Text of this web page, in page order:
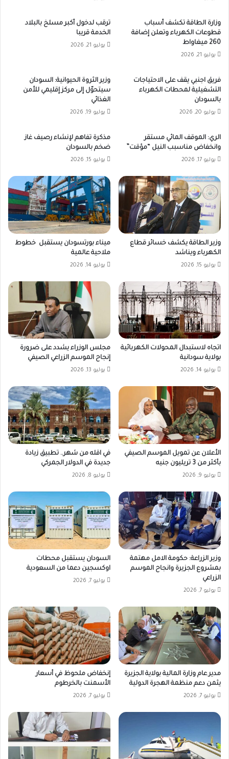
وزارة الطاقة تكشف أسباب
قطوعات الكهرباء وتعلن إضافة
260 ميغاواط
يوليو 21, 2026
ترقب لدخول أكبر مسلخ بالبلاد
الخدمة قريبا
يوليو 21, 2026
فريق اجنبي يقف على الاحتياجات
التشغيلية لمحطات الكهرباء
بالسودان
يوليو 20, 2026
وزير الثروة الحيوانية: السودان
سيتحوّل إلى مركز إقليمي للأمن
الغذائي
يوليو 19, 2026
الري: الموقف المائي مستقر
وانخفاض مناسبب النيل “مؤقت”
يوليو 17, 2026
مذكرة تفاهم لإنشاء رصيف غاز
ضخم بالسودان
يوليو 15, 2026
وزير الطاقة يكشف خسائر قطاع
الكهرباء ويناشد
يوليو 15, 2026
ميناء بورتسودان يستقبل خطوط
ملاحية عالمية
يوليو 14, 2026
اتجاه لاستبدال المحولات الكهربائية
بولاية سودانية
يوليو 14, 2026
مجلس الوزراء يشدد على ضرورة
إنجاح الموسم الزراعي الصيفي
يوليو 13, 2026
الأعلان عن تمويل الموسم الصيفي
بأكثر من 3 تريليون جنيه
يوليو 9, 2026
في اقله من شهر.. تطبيق زيادة
جديدة في الدولار الجمركي
يوليو 8, 2026
وزير الزراعة: حكومة الامل مهتمة
بمشروع الجزيرة وانجاح الموسم
الزراعي
يوليو 7, 2026
السودان يستقبل محطات
اوكسجين دعما من السعودية
يوليو 7, 2026
مدير عام وزارة المالية بولاية الجزيرة
يثمن دعم منظمة الهجرة الدولية
يوليو 7, 2026
إنخفاض ملحوظ في أسعار
الأسمنت بالخرطوم
يوليو 7, 2026